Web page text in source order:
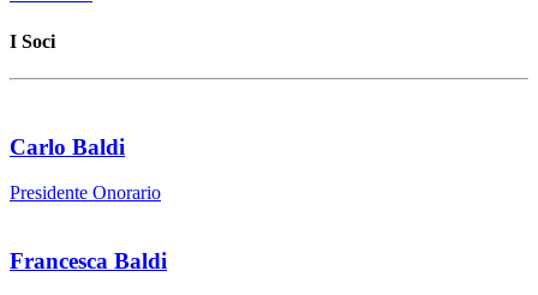
I Soci
Carlo Baldi
Presidente Onorario
Francesca Baldi